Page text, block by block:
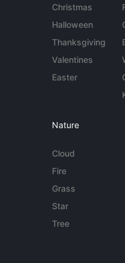
Christmas
Halloween
Thanksgiving
Valentines
Easter
Nature
Cloud
Fire
Grass
Star
Tree